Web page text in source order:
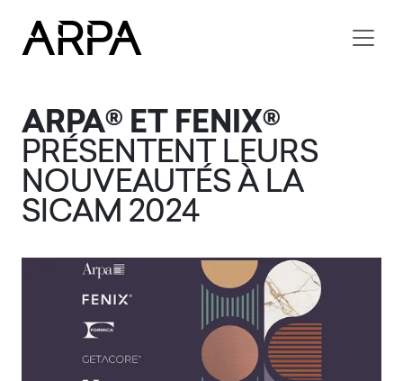
ARPA® ET FENIX®
PRÉSENTENT LEURS
NOUVEAUTÉS À LA
SICAM 2024